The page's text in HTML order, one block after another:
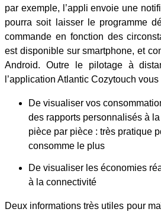
par exemple, l’appli envoie une
pourra soit laisser le programme
commande en fonction des
est disponible sur smartphone, et
Android. Outre le pilotage à
l’application Atlantic Cozytouch
De visualiser vos
des rapports personnalisés à
pièce par pièce : très pratique
consomme le plus
De visualiser les économies
à la connectivité
Deux informations très utiles pour